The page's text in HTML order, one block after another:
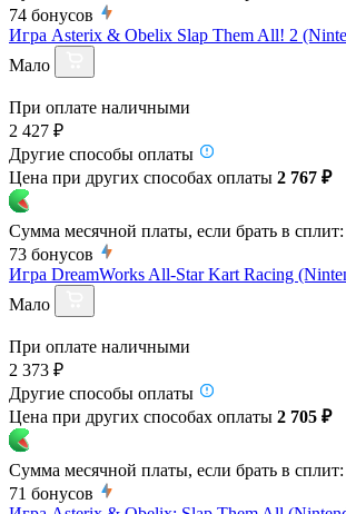
74 бонусов
Игра Asterix & Obelix Slap Them All! 2
Мало
При оплате наличными
2 427 ₽
Другие способы оплаты
Цена при других способах оплаты 2 767 ₽
Сумма месячной платы, если брать в сплит:
73 бонусов
Игра DreamWorks All-Star Kart Racing
Мало
При оплате наличными
2 373 ₽
Другие способы оплаты
Цена при других способах оплаты 2 705 ₽
Сумма месячной платы, если брать в сплит:
71 бонусов